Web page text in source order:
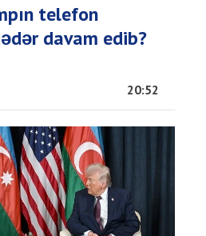
telefon
davam edib?
20:52